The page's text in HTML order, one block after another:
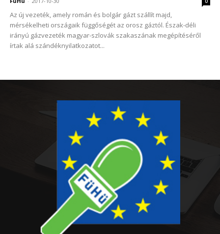
Az új vezeték, amely román és bolgár gázt szállít majd,
mérsékelheti országaik függőségét az orosz gáztól. Észak-déli
irányú gázvezeték magyar-szlovák szakaszának megépítéséről
írtak alá szándéknyilatkozatot...